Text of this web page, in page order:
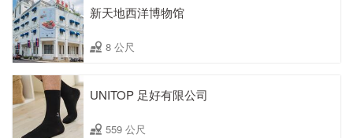
新天地西洋博物馆
8 公尺
UNITOP 足好有限公司
559 公尺